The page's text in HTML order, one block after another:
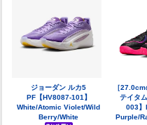
ジョーダン ルカ5
PF【HV8087-101】
White/Atomic Violet/Wild
Berry/White
［
テイタ
003
Purple/